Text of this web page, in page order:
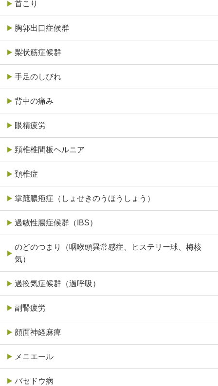
首こり
胸郭出口症候群
梨状筋症候群
手足のしびれ
背中の痛み
眼精疲労
頚椎椎間板ヘルニア
頚椎症
掌蹠膿疱症（しょせきのうほうしょう）
過敏性腸症候群（IBS）
のどのつまり（咽喉頭異常感症、ヒステリー球、梅核
気）
過換気症候群（過呼吸）
副腎疲労
顔面神経麻痺
メニエール
バセドウ病